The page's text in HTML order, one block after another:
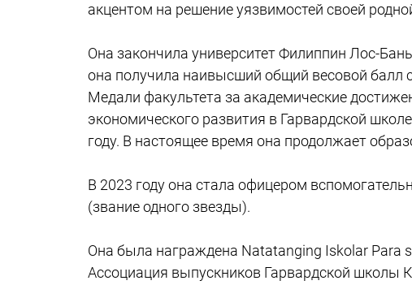
акцентом на решение уязвимостей своей
Она закончила университет Филиппин Лос-
она получила наивысший общий весовой балл
Медали факультета за академические
экономического развития в Гарвардской
году. В настоящее время она продолжает
В 2023 году она стала офицером
(звание одного звезды).
Она была награждена Natatanging Iskolar Para
Ассоциация выпускников Гарвардской школы